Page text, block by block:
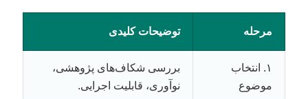
مرحله توضیحات کلیدی
۱. انتخاب
موضوع
بررسی شکاف‌های پژوهشی،
نوآوری، قابلیت اجرایی.